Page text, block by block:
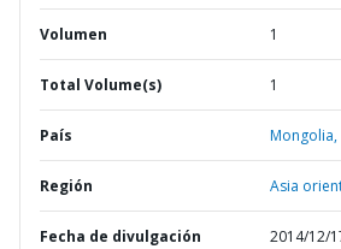
Volumen 1
Total Volume(s) 1
País Mongolia,
Región Asia
Fecha de divulgación 2014/12/